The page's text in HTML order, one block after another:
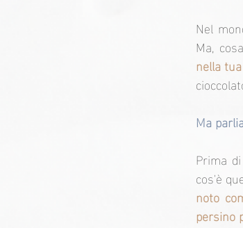
Nel
Ma,
nella
Ma
Prima
cos'è
noto
persino